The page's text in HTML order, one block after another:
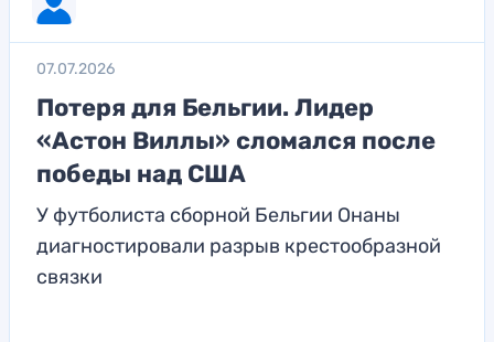
07.07.2026
Потеря для Бельгии. Лидер
«Астон Виллы» сломался после
победы над США
У футболиста сборной Бельгии Онаны
диагностировали разрыв крестообразной
связки